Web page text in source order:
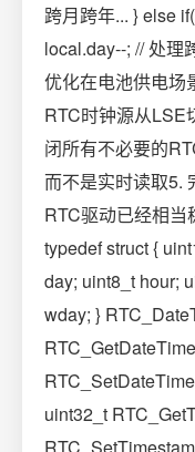
跨月跨年... } else
local.day--; // 处理
优化在电池供电场
RTC时钟源从LSE
闭所有不必要的
而不是实时读取5.
RTC驱动已经相当
typedef struct {
day; uint8_t hour;
wday; }
uint32_t